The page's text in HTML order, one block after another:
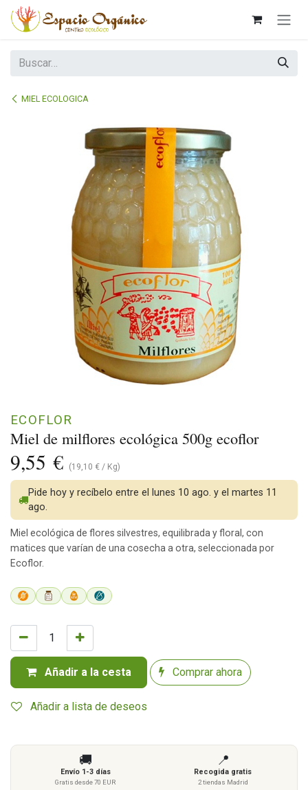
Ir al contenido
MIEL ECOLOGICA
Miel de milflores ecológica 500g ecoflor
ECOFLOR
9,55 € (19,10 € / Kg)
Añadir a la cesta Comprar ahora
Añadir a lista de deseos
Pide hoy y recíbelo entre el lunes 10 ago. y el martes 11
ago.
Miel ecológica de flores silvestres, equilibrada y floral, con
matices que varían de una cosecha a otra, seleccionada por
Ecoflor.
🚚
Envío 1-3 días
Gratis desde 70 EUR
📍
Recogida gratis
2 tiendas Madrid